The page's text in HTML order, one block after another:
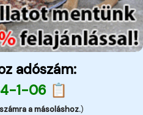
adószám:
1-06 📋
a másoláshoz.)